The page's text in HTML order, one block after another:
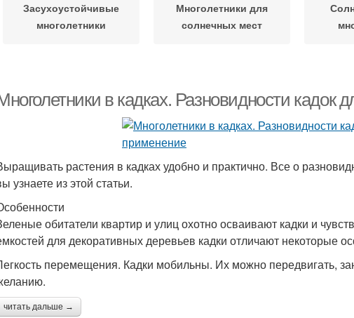
Засухоустойчивые
многолетники
Многолетники для
солнечных мест
солнцепеке в кадках. Разновидности кадок
растения в кадках удобно и практично. Все о
узнаете из этой статьи.
обитатели квартир и улиц охотно осваивают кадки и
для декоративных деревьев кадки отличают некоторые
перемещения. Кадки мобильны. Их можно передвигать,
читать дальше →